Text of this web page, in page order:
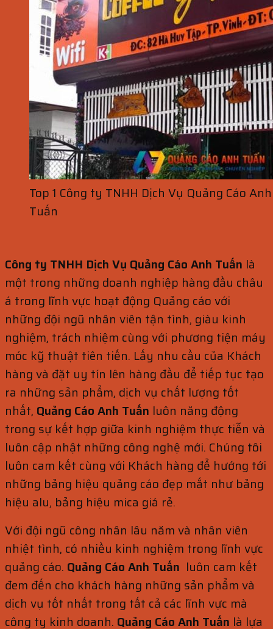
Top 1 Công ty TNHH Dịch Vụ Quảng Cáo Anh
Tuấn
Công ty TNHH Dịch Vụ Quảng Cáo Anh Tuấn là
một trong những doanh nghiệp hàng đầu châu
á trong lĩnh vực hoạt động Quảng cáo với
những đội ngũ nhân viên tận tình, giàu kinh
nghiệm, trách nhiệm cùng với phương tiện máy
móc kỹ thuật tiên tiến. Lấy nhu cầu của Khách
hàng và đặt uy tín lên hàng đầu để tiếp tục tạo
ra những sản phẩm, dịch vụ chất lượng tốt
nhất, Quảng Cáo Anh Tuấn luôn năng động
trong sự kết hợp giữa kinh nghiệm thực tiễn và
luôn cập nhật những công nghệ mới. Chúng tôi
luôn cam kết cùng với Khách hàng để hướng tới
những bảng hiệu quảng cáo đẹp mắt như bảng
hiệu alu, bảng hiệu mica giá rẻ.
Với đội ngũ công nhân lâu năm và nhân viên
nhiệt tình, có nhiều kinh nghiệm trong lĩnh vực
quảng cáo. Quảng Cáo Anh Tuấn luôn cam kết
đem đến cho khách hàng những sản phẩm và
dịch vụ tốt nhất trong tất cả các lĩnh vực mà
công ty kinh doanh. Quảng Cáo Anh Tuấn là lựa